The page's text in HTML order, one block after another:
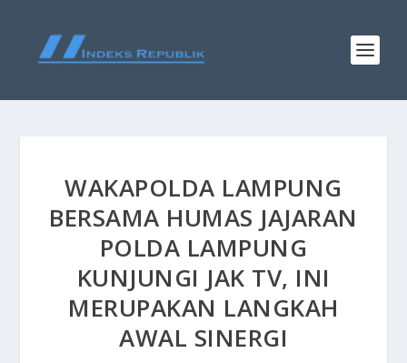
WAKAPOLDA LAMPUNG
BERSAMA HUMAS JAJARAN
POLDA LAMPUNG
KUNJUNGI JAK TV, INI
MERUPAKAN LANGKAH
AWAL SINERGI